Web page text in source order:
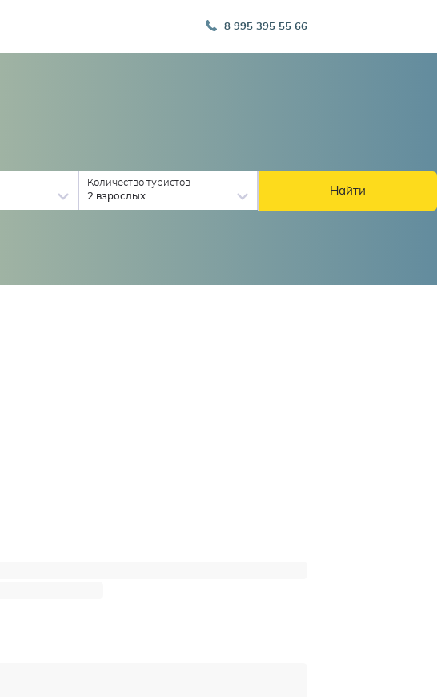
8 995 395 55 66
Количество туристов
2 взрослых
Найти